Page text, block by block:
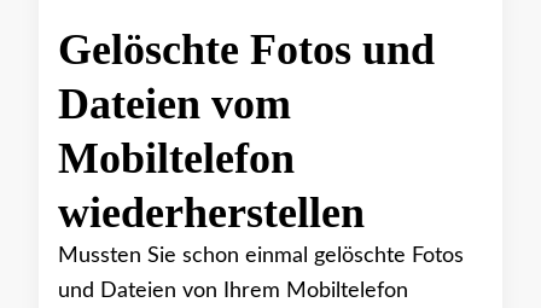
Gelöschte Fotos und
Dateien vom
Mobiltelefon
wiederherstellen
Mussten Sie schon einmal gelöschte Fotos
und Dateien von Ihrem Mobiltelefon